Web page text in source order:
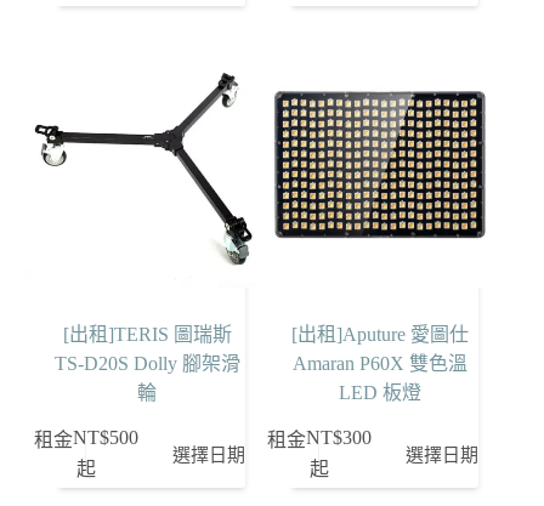
[出租]TERIS 圖瑞斯
TS-D20S Dolly 腳架滑
輪
租金NT$500
起
選擇日期
[出租]Aputure 愛圖仕
Amaran P60X 雙色溫
LED 板燈
租金NT$300
起
選擇日期